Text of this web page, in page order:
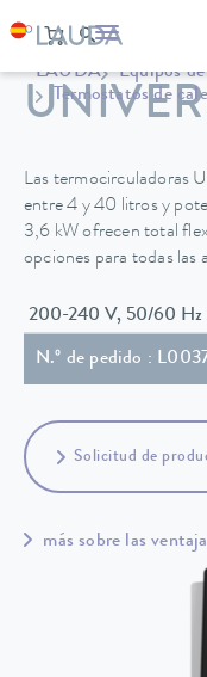
LAUDA Equipos
Termostatos de
Las termocirculadoras
entre 4 y 40 litros y
3,6 kW ofrecen total
opciones para todas las
N.º de pedido :
Solicitud de
más sobre las